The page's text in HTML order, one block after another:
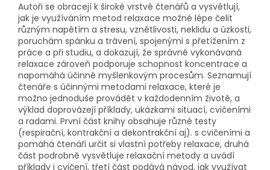
Autoři se obracejí k široké vrstvě čtenářů a vysvětlují,
jak je využíváním metod relaxace možné lépe čelit
různým napětím a stresu, vznětlivosti, neklidu a úzkosti,
poruchám spánku a trávení, spojenými s přetížením z
práce a při studiu, a dokazují, že správně vykonávaná
relaxace zároveň podporuje schopnost koncentrace a
napomáhá účinně myšlenkovým procesům. Seznamují
čtenáře s účinnými metodami relaxace, které je
možno jednoduše provádět v každodenním životě, a
výklad doprovázejí příklady, ukázkami situací, cvičeními
a radami. První část knihy obsahuje různé testy
(respirační, kontrakční a dekontrakční aj). s cvičeními a
pomáhá čtenáři určit si vlastní potřeby relaxace, druhá
část podrobně vysvětluje relaxační metody a uvádí
příklady i cvičení, třetí část podává návod, jak využívat